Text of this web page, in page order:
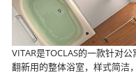
VITAR是TOCLAS的一款针对
翻新用的整体浴室，样式简洁